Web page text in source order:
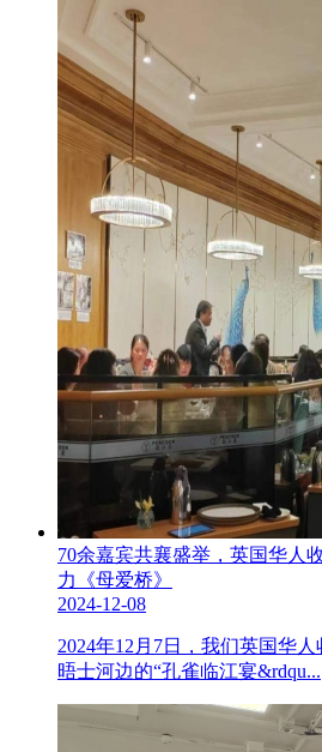
70余嘉宾共襄盛举，英国华人
力《母爱桥》
2024-12-08
2024年12月7日，我们英国华
晤士河边的“孔雀临江宴&rdqu...